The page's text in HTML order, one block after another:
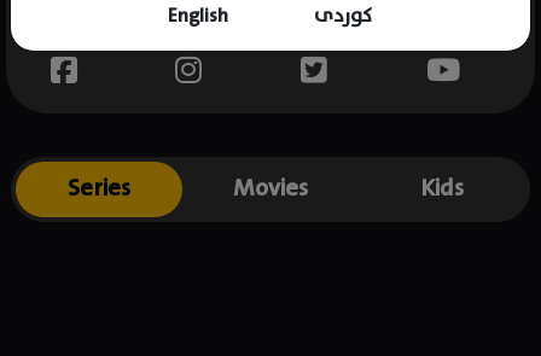
English کوردی
Place of birth : USA
Series Movies Kids